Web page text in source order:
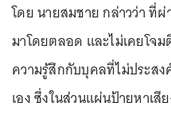
โดย นายสมชาย กล่าวว่า ที่
มาโดยตลอด และไม่เคยโจ
ความรู้สึกกับบุคลที่ไม่ประส
เอง ซึ่งในส่วนแผ่นป้ายหาเ